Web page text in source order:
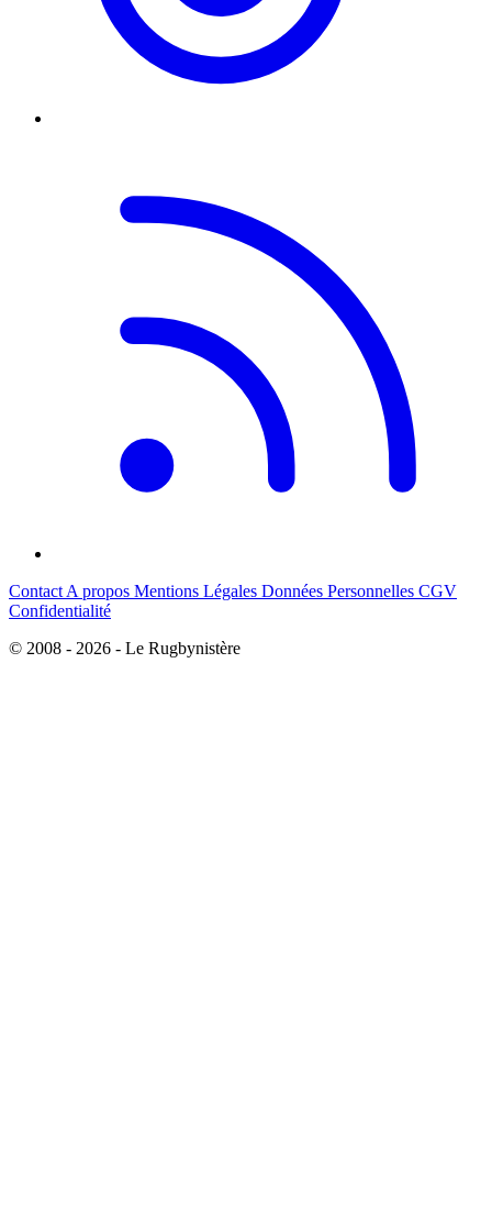
Contact A propos Mentions Légales Données Personnelles CGV
Confidentialité
© 2008 - 2026 - Le Rugbynistère